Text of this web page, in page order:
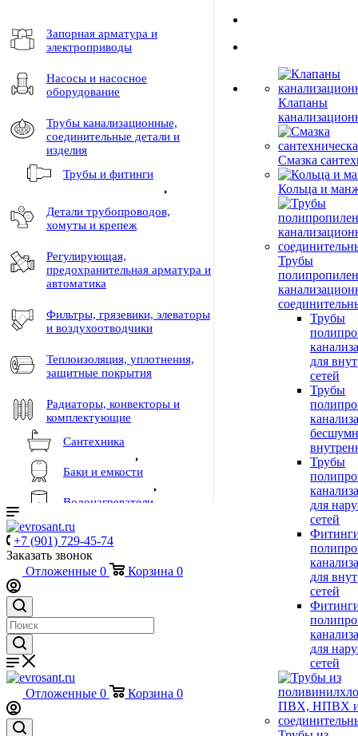
Запорная арматура и
электроприводы
Насосы и насосное
оборудование
Трубы канализационные,
соединительные детали и
изделия
Трубы и фитинги
Детали трубопроводов,
хомуты и крепеж
Регулирующая,
предохранительная арматура и
автоматика
Фильтры, грязевики, элеваторы
и воздухоотводчики
Теплоизоляция, уплотнения,
защитные покрытия
Радиаторы, конвекторы и
комплектующие
Сантехника
Баки и емкости
Водонагреватели
Инструмент, сварочное
оборудование и материалы
Котлы и горелки
Пожарное оборудование
Коллекторы и коллекторные
Клапаны
Смазка
Кольца и
Трубы
Трубы
для
сетей
Трубы
Трубы
для
сетей
для
сетей
для
сетей
+7 (901) 729-45-74
Заказать звонок
Отложенные 0 Корзина 0
Отложенные 0 Корзина 0